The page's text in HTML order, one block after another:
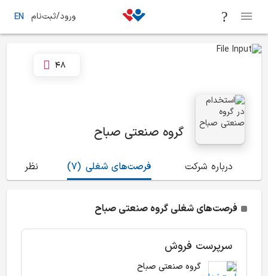
ورود/ثبت‌نام EN
گروه صنعتی صباح
48
درباره شرکت (7) فرصت‌های شغلی نظرات
فرصت‌های شغلی گروه صنعتی صباح
سرپرست فروش
گروه صنعتی صباح